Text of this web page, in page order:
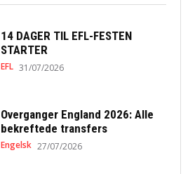
14 DAGER TIL EFL-FESTEN
STARTER
EFL 31/07/2026
Overganger England 2026: Alle
bekreftede transfers
Engelsk 27/07/2026